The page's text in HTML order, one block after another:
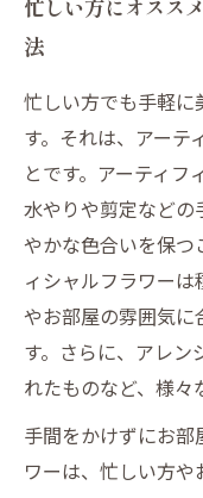
忙しい方にオスス
法
忙しい方でも手軽に
す。それは、アーテ
とです。アーティフ
水やりや剪定など
やかな色合いを保つ
ィシャルフラワー
やお部屋の雰囲気に
す。さらに、アレン
れたものなど、様々
手間をかけずにお部
ワーは、忙しい方